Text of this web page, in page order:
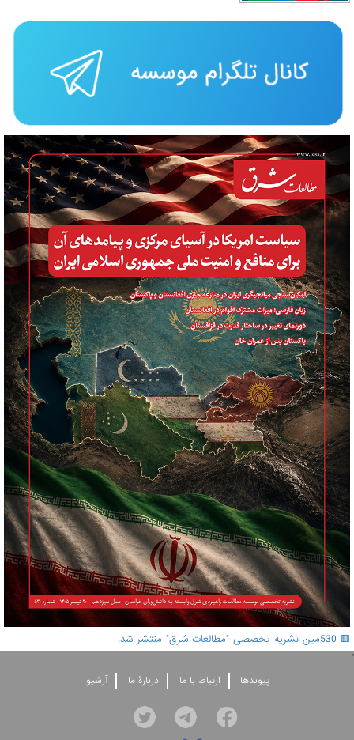
🟥 530مین نشریه تخصصی "مطالعات شرق" منتشر شد.
'
پيوندها ارتباط با ما دربارۀ ما آرشيو